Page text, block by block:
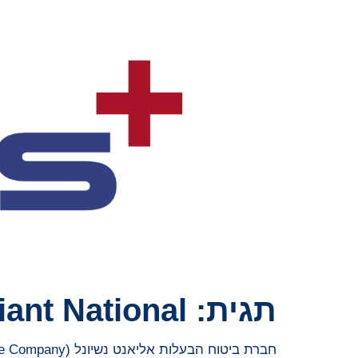
תגית: National
חברת ביטוח הבעלות אליאנט נשיונל (Alliant National Title Insurance Company) מתקשרת בהסכם לרכישתה על ידי Dream Finders Homes